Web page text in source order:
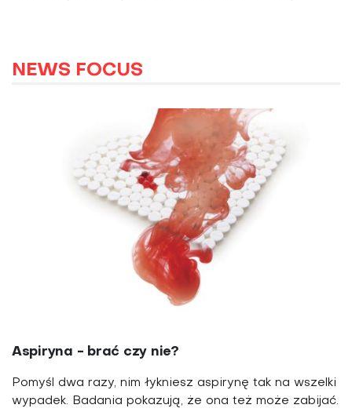
NEWS FOCUS
Aspiryna - brać czy nie?
Pomyśl dwa razy, nim łykniesz aspirynę tak na wszelki
wypadek. Badania pokazują, że ona też może zabijać.